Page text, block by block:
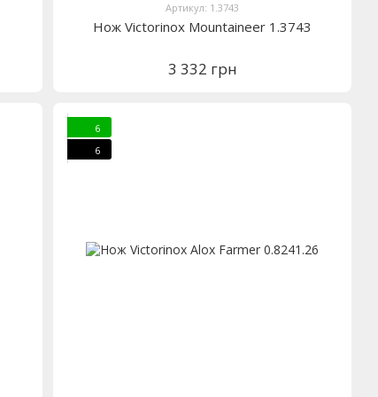
Артикул: 1.3743
Нож Victorinox Mountaineer 1.3743
3 332 грн
6
6